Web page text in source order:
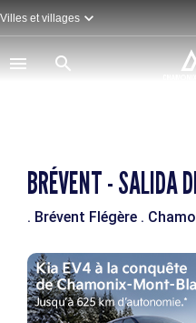
Pasar
al
contenido
principal
Villes et villages
BRÉVENT - SALIDA
. Brévent Flégère .